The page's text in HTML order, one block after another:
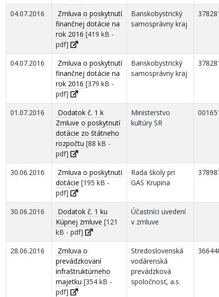
04.07.2016
Zmluva o poskytnutí
finančnej dotácie na
rok 2016 [419 kB -
pdf]
Banskobystrický
samosprávny kraj
04.07.2016
Zmluva o poskytnutí
finančnej dotácie na
rok 2016 [379 kB -
pdf]
Banskobystrický
samosprávny kraj
01.07.2016
Dodatok č. 1 k
Zmluve o poskytnutí
dotácie zo štátneho
rozpočtu [88 kB -
pdf]
Ministerstvo
kultúry SR
30.06.2016
Zmluva o poskytnutí
dotácie [195 kB -
pdf]
Rada školy pri
GAS Krupina
30.06.2016
Dodatok č. 1 ku
Kúpnej zmluve [121
kB - pdf]
Účastníci uvedení
v zmluve
28.06.2016
Zmluva o
prevádzkovaní
infraštruktúrneho
majetku [354 kB -
pdf]
Stredoslovenská
vodárenská
prevádzková
spoločnosť, a.s.